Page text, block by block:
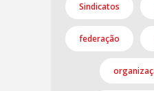
Sindicatos
federação